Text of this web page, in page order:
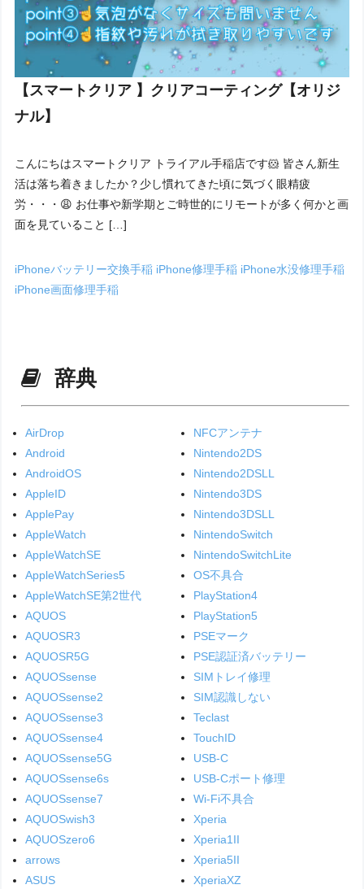
【スマートクリア 】クリアコーティング【オリジ
ナル】
こんにちはスマートクリア トライアル手稲店です🐹 皆さん新生
活は落ち着きましたか？少し慣れてきた頃に気づく眼精疲
労・・・😩 お仕事や新学期とご時世的にリモートが多く何かと画
面を見ていること […]
iPhoneバッテリー交換手稲 iPhone修理手稲 iPhone水没修理手稲
iPhone画面修理手稲
辞典
AirDrop
Android
AndroidOS
AppleID
ApplePay
AppleWatch
AppleWatchSE
AppleWatchSeries5
AppleWatchSE第2世代
AQUOS
AQUOSR3
AQUOSR5G
AQUOSsense
AQUOSsense2
AQUOSsense3
AQUOSsense4
AQUOSsense5G
AQUOSsense6s
AQUOSsense7
AQUOSwish3
AQUOSzero6
arrows
ASUS
NFCアンテナ
Nintendo2DS
Nintendo2DSLL
Nintendo3DS
Nintendo3DSLL
NintendoSwitch
NintendoSwitchLite
OS不具合
PlayStation4
PlayStation5
PSEマーク
PSE認証済バッテリー
SIMトレイ修理
SIM認識しない
Teclast
TouchID
USB-C
USB-Cポート修理
Wi-Fi不具合
Xperia
Xperia1II
Xperia5II
XperiaXZ